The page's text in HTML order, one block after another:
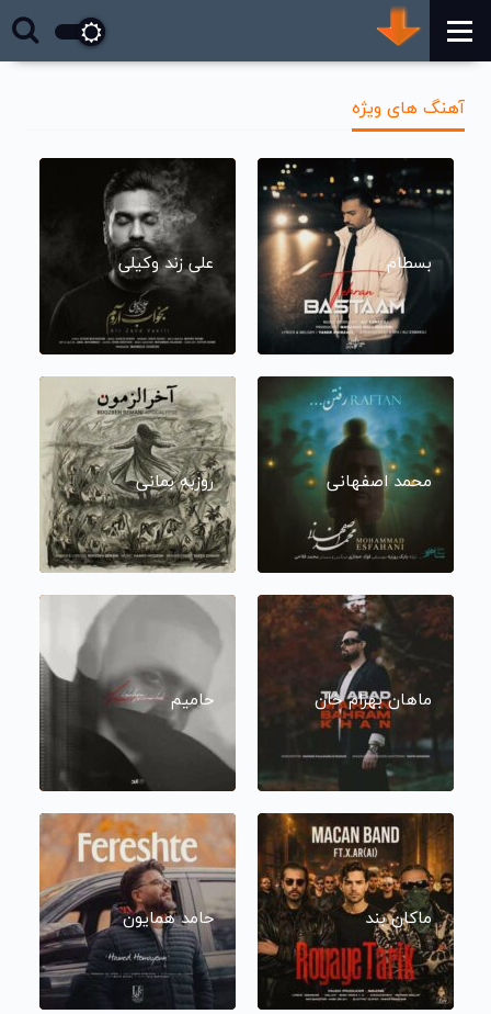
آهنگ های ویژه
بسطام علی زند وکیلی
محمد اصفهانی روزبه بمانی
ماهان بهرام خان حامیم
ماکان بند حامد همایون